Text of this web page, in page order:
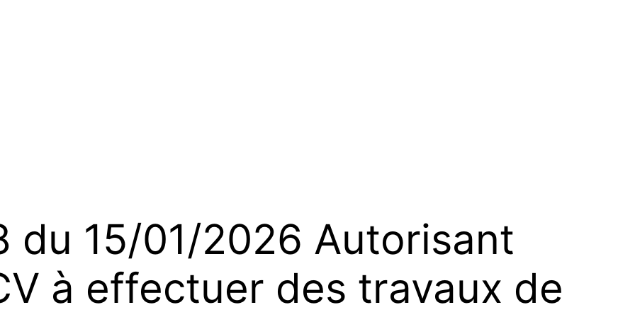
du 15/01/2026 Autorisant
à effectuer des travaux de